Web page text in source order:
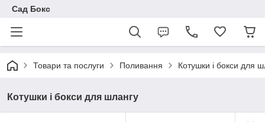
Сад Бокс
Товари та послуги Поливання Котушки і бокси для
Котушки і бокси для шлангу